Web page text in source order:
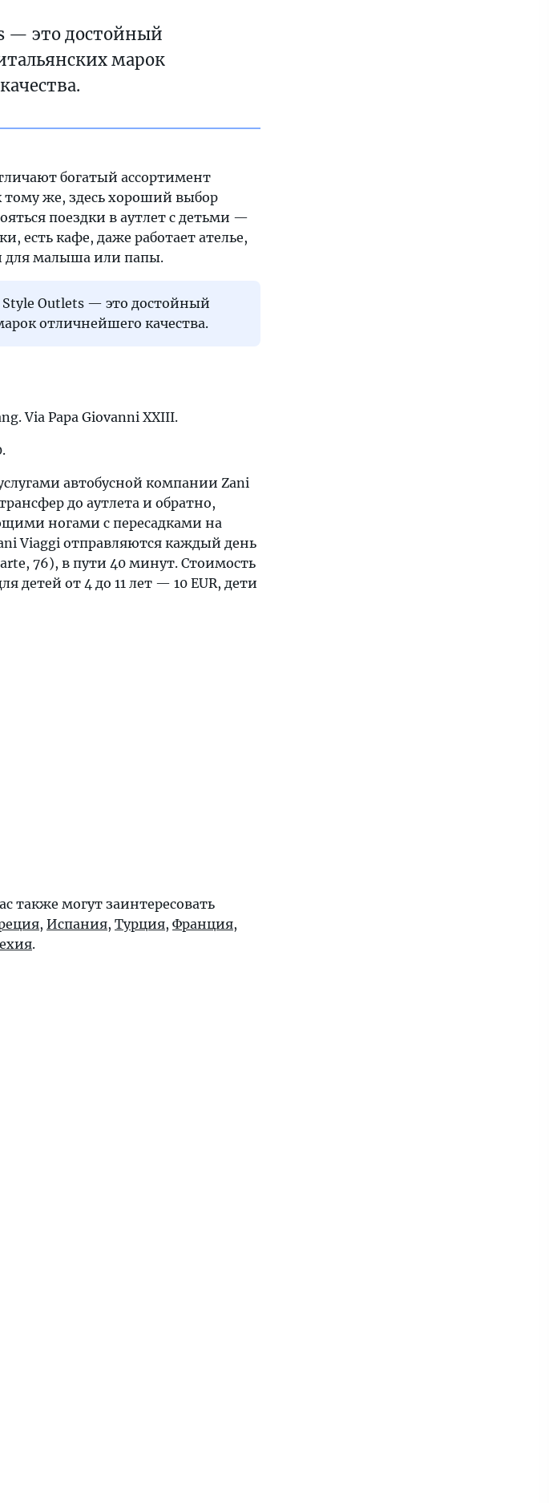
— это достойный
марок
богатый ассортимент
же, здесь хороший выбор
поездки в аутлет с детьми —
есть кафе, даже работает ателье,
для малыша или папы.
Style Outlets — это достойный
отличнейшего качества.
Via Papa Giovanni XXIII.
автобусной компании Zani
до аутлета и обратно,
ногами с пересадками на
Viaggi отправляются каждый день
76), в пути 40 минут. Стоимость
детей от 4 до 11 лет — 10 EUR, дети
также могут заинтересовать
, Испания, Турция, Франция,
.